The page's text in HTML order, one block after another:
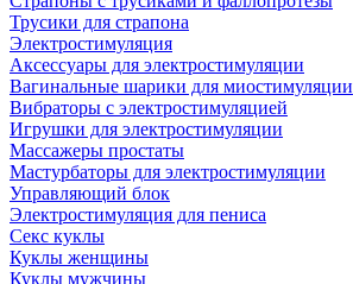
Трусики для страпона
Электростимуляция
Аксессуары для электростимуляции
Вагинальные шарики для миостимуляции
Вибраторы с электростимуляцией
Игрушки для электростимуляции
Массажеры простаты
Мастурбаторы для электростимуляции
Управляющий блок
Электростимуляция для пениса
Секс куклы
Куклы женщины
Куклы мужчины